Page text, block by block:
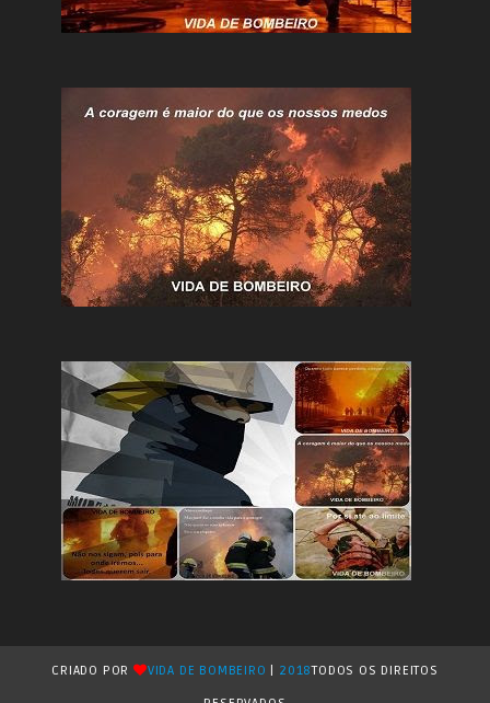
CRIADO POR VIDA DE BOMBEIRO 2018TODOS OS DIREITOS